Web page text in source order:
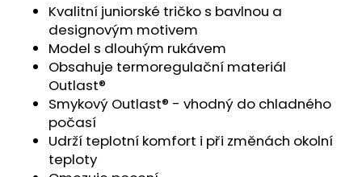
Kvalitní juniorské tričko s bavlnou a
designovým motivem
Model s dlouhým rukávem
Obsahuje termoregulační materiál
Outlast®
Smykový Outlast® - vhodný do chladného
počasí
Udrží teplotní komfort i při změnách okolní
teploty